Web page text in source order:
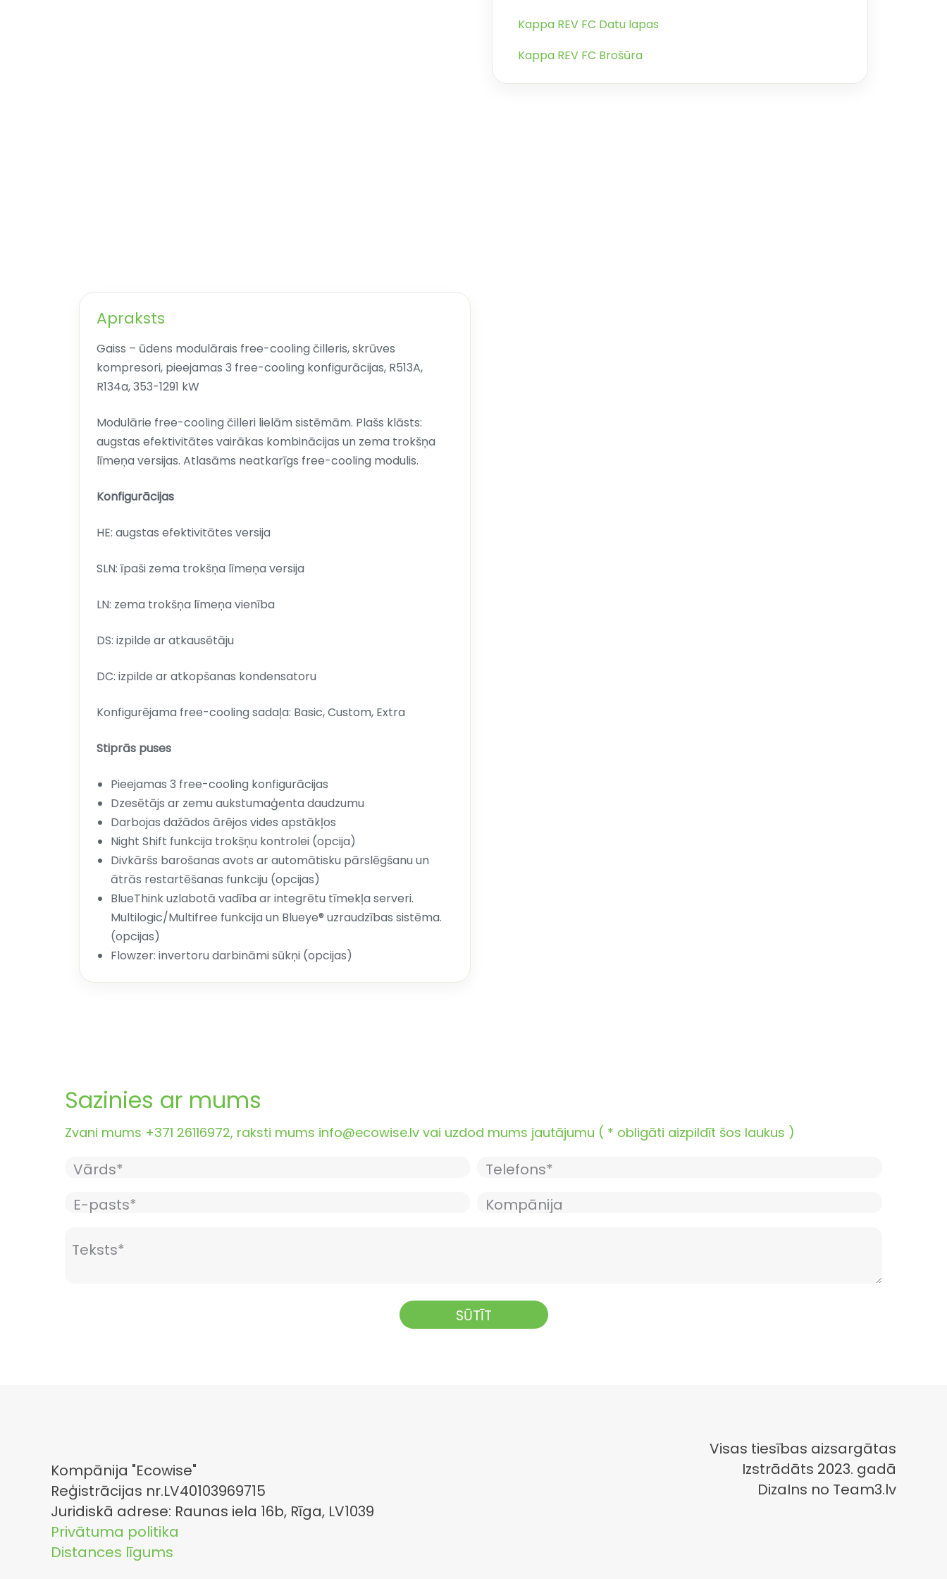
Kappa REV FC Datu lapas
Kappa REV FC Brošūra
Apraksts
Gaiss – ūdens modulārais free-cooling čilleris, skrūves
kompresori, pieejamas 3 free-cooling konfigurācijas, R513A,
R134a, 353-1291 kW
Modulārie free-cooling čilleri lielām sistēmām. Plašs klāsts:
augstas efektivitātes vairākas kombinācijas un zema trokšņa
līmeņa versijas. Atlasāms neatkarīgs free-cooling modulis.
Konfigurācijas
HE: augstas efektivitātes versija
SLN: īpaši zema trokšņa līmeņa versija
LN: zema trokšņa līmeņa vienība
DS: izpilde ar atkausētāju
DC: izpilde ar atkopšanas kondensatoru
Konfigurējama free-cooling sadaļa: Basic, Custom, Extra
Stiprās puses
Pieejamas 3 free-cooling konfigurācijas
Dzesētājs ar zemu aukstumaģenta daudzumu
Darbojas dažādos ārējos vides apstākļos
Night Shift funkcija trokšņu kontrolei (opcija)
Divkāršs barošanas avots ar automātisku pārslēgšanu un
ātrās restartēšanas funkciju (opcijas)
BlueThink uzlabotā vadība ar integrētu tīmekļa serveri.
Multilogic/Multifree funkcija un Blueye® uzraudzības sistēma.
(opcijas)
Flowzer: invertoru darbināmi sūkņi (opcijas)
Sazinies ar mums
Zvani mums +371 26116972, raksti mums info@ecowise.lv vai uzdod mums jautājumu ( * obligāti aizpildīt šos laukus )
Kompānija "Ecowise"
Reģistrācijas nr.LV40103969715
Juridiskā adrese: Raunas iela 16b, Rīga, LV1039
Privātuma politika
Distances līgums
Visas tiesības aizsargātas
Izstrādāts 2023. gadā
DizaIns no Team3.lv